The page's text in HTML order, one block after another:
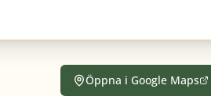
Öppna i Google Maps